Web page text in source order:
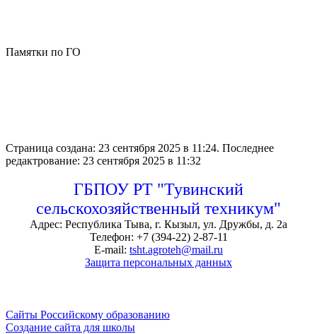
Памятки по ГО
Страница создана: 23 сентября 2025 в 11:24. Последнее
редактрование: 23 сентября 2025 в 11:32
ГБПОУ РТ "Тувинский
сельскохозяйственный техникум"
Адрес: Республика Тыва, г. Кызыл, ул. Дружбы, д. 2а
Телефон: +7 (394-22) 2-87-11
E-mail: tsht.agroteh@mail.ru
Защита персональных данных
Сайты Российскому образованию
Создание сайта для школы